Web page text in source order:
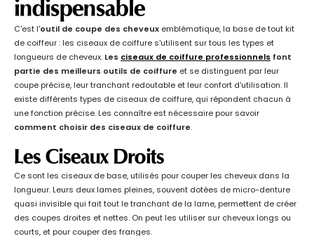
indispensable
C'est l'outil de coupe des cheveux emblématique, la base de tout kit
de coiffeur : les ciseaux de coiffure s'utilisent sur tous les types et
longueurs de cheveux. Les ciseaux de coiffure professionnels font
partie des meilleurs outils de coiffure et se distinguent par leur
coupe précise, leur tranchant redoutable et leur confort d'utilisation. Il
existe différents types de ciseaux de coiffure, qui répondent chacun à
une fonction précise. Les connaître est nécessaire pour savoir
comment choisir des ciseaux de coiffure.
Les Ciseaux Droits
Ce sont les ciseaux de base, utilisés pour couper les cheveux dans la
longueur. Leurs deux lames pleines, souvent dotées de micro-denture
quasi invisible qui fait tout le tranchant de la lame, permettent de créer
des coupes droites et nettes. On peut les utiliser sur cheveux longs ou
courts, et pour couper des franges.